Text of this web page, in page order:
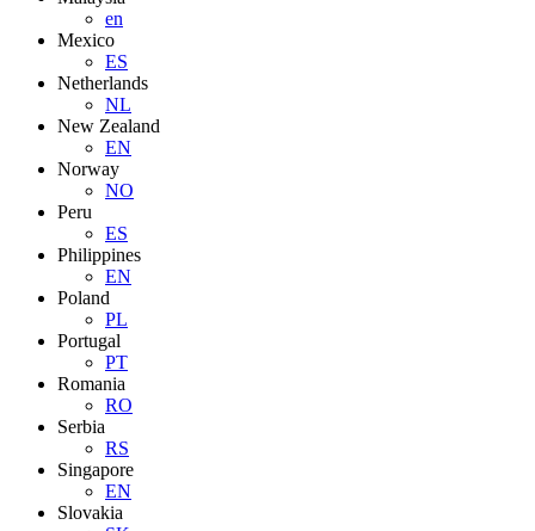
en
Mexico
ES
Netherlands
NL
New Zealand
EN
Norway
NO
Peru
ES
Philippines
EN
Poland
PL
Portugal
PT
Romania
RO
Serbia
RS
Singapore
EN
Slovakia